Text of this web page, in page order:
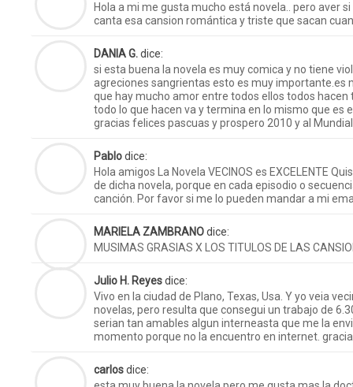
Hola a mi me gusta mucho está novela.. pero aver
canta esa cansion romántica y triste que sacan
DANIA G.dice:
si esta buena la novela es muy comica y no tiene
agreciones sangrientas esto es muy importante.es
que hay mucho amor entre todos ellos todos
todo lo que hacen va y termina en lo mismo que es
gracias felices pascuas y prospero 2010 y al
Pablodice:
Hola amigos La Novela VECINOS es EXCELENTE
de dicha novela, porque en cada episodio o
canción. Por favor si me lo pueden mandar a mi
MARIELA ZAMBRANOdice:
MUSIMAS GRASIAS X LOS TITULOS DE LAS
Julio H. Reyesdice:
Vivo en la ciudad de Plano, Texas, Usa. Y yo veia
novelas, pero resulta que consegui un trabajo de
serian tan amables algun interneasta que me la
momento porque no la encuentro en internet.
carlosdice: